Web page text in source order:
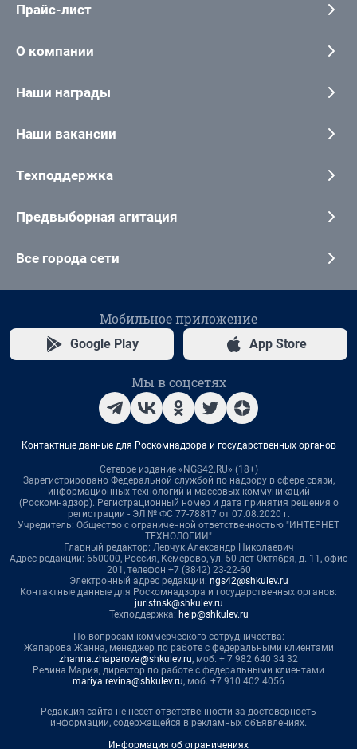
Прайс-лист
О компании
Наши награды
Наши вакансии
Техподдержка
Предвыборная агитация
Все города сети
Мобильное приложение
Google Play App Store
Мы в соцсетях
Контактные данные для Роскомнадзора и государственных органов
Сетевое издание «NGS42.RU» (18+)
Зарегистрировано Федеральной службой по надзору в сфере связи,
информационных технологий и массовых коммуникаций
(Роскомнадзор). Регистрационный номер и дата принятия решения о
регистрации - ЭЛ № ФС 77-78817 от 07.08.2020 г.
Учредитель: Общество с ограниченной ответственностью "ИНТЕРНЕТ
ТЕХНОЛОГИИ"
Главный редактор: Левчук Александр Николаевич
Адрес редакции: 650000, Россия, Кемерово, ул. 50 лет Октября, д. 11, офис
201, телефон +7 (3842) 23-22-60
Электронный адрес редакции: ngs42@shkulev.ru
Контактные данные для Роскомнадзора и государственных органов:
juristnsk@shkulev.ru
Техподдержка: help@shkulev.ru
По вопросам коммерческого сотрудничества:
Жапарова Жанна, менеджер по работе с федеральными клиентами
zhanna.zhaparova@shkulev.ru, моб. + 7 982 640 34 32
Ревина Мария, директор по работе с федеральными клиентами
mariya.revina@shkulev.ru, моб. +7 910 402 4056
Редакция сайта не несет ответственности за достоверность
информации, содержащейся в рекламных объявлениях.
Информация об ограничениях